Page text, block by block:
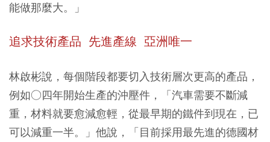
能做那麼大。」
追求技術產品 先進產線 亞洲唯一
林啟彬說，每個階段都要切入技術層次更高的產品，
例如○四年開始生產的沖壓件，「汽車需要不斷減
重，材料就要愈減愈輕，從最早期的鐵件到現在，已
可以減重一半。」他說，「目前採用最先進的德國材